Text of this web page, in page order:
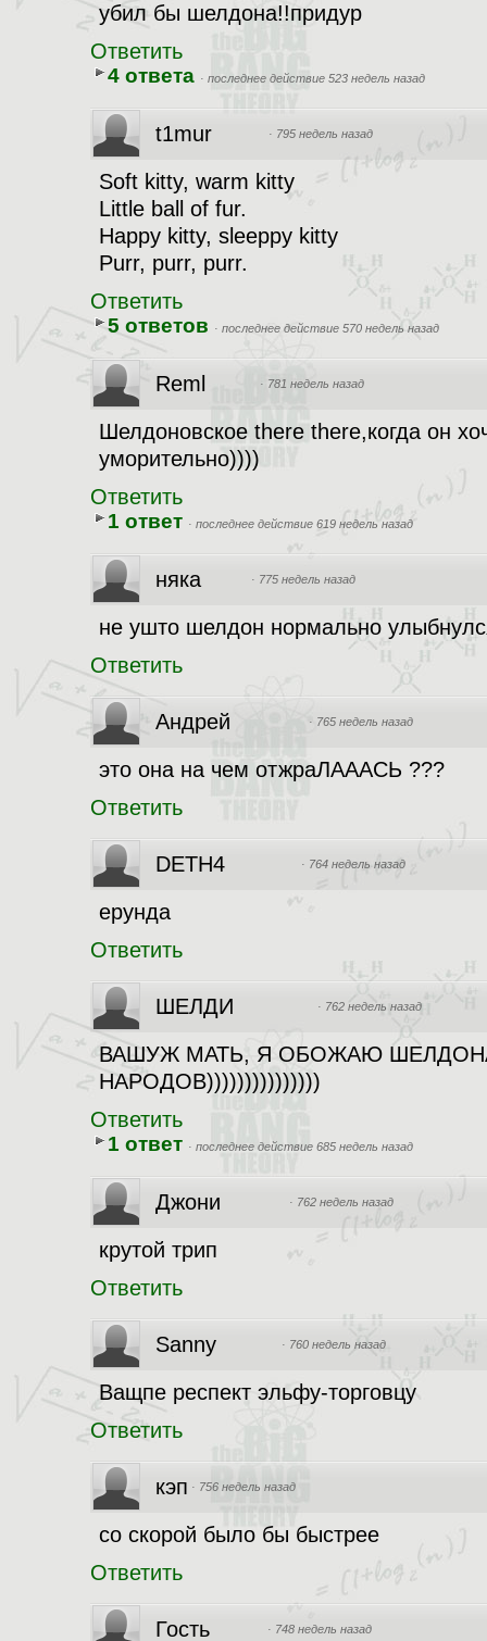
убил бы шелдона!!придур
Ответить
4 ответа · последнее действие 523 недель назад
t1mur · 795 недель назад
Soft kitty, warm kitty
Little ball of fur.
Happy kitty, sleeppy kitty
Purr, purr, purr.
Ответить
5 ответов · последнее действие 570 недель назад
Reml · 781 недель назад
Шелдоновское there there,когда он
уморительно))))
Ответить
1 ответ · последнее действие 619 недель назад
няка · 775 недель назад
не ушто шелдон нормально
Ответить
Андрей · 765 недель назад
это она на чем отжраЛАААСЬ ???
Ответить
DETH4 · 764 недель назад
ерунда
Ответить
ШЕЛДИ · 762 недель назад
ВАШУЖ МАТЬ, Я ОБОЖАЮ
НАРОДОВ)))))))))))))))
Ответить
1 ответ · последнее действие 685 недель назад
Джони · 762 недель назад
крутой трип
Ответить
Sanny · 760 недель назад
Ващпе респект эльфу-торговцу
Ответить
кэп · 756 недель назад
со скорой было бы быстрее
Ответить
Гость · 748 недель назад